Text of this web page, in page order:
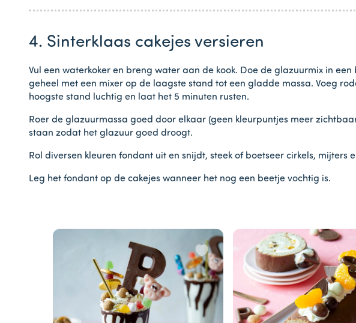
4. Sinterklaas cakejes versieren
Vul een waterkoker en breng water aan de kook. Doe de glazuurmix in
geheel met een mixer op de laagste stand tot een gladde massa. Voeg
hoogste stand luchtig en laat het 5 minuten rusten.
Roer de glazuurmassa goed door elkaar (geen kleurpuntjes meer
staan zodat het glazuur goed droogt.
Rol diversen kleuren fondant uit en snijdt, steek of boetseer cirkels,
Leg het fondant op de cakejes wanneer het nog een beetje vochtig is.